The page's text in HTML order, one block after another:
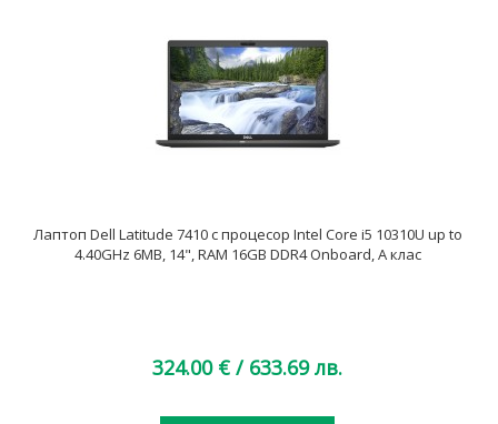
Лаптоп Dell Latitude 7410 с процесор Intel Core i5 10310U up to
4.40GHz 6MB, 14", RAM 16GB DDR4 Onboard, A клас
324.00 € / 633.69 лв.